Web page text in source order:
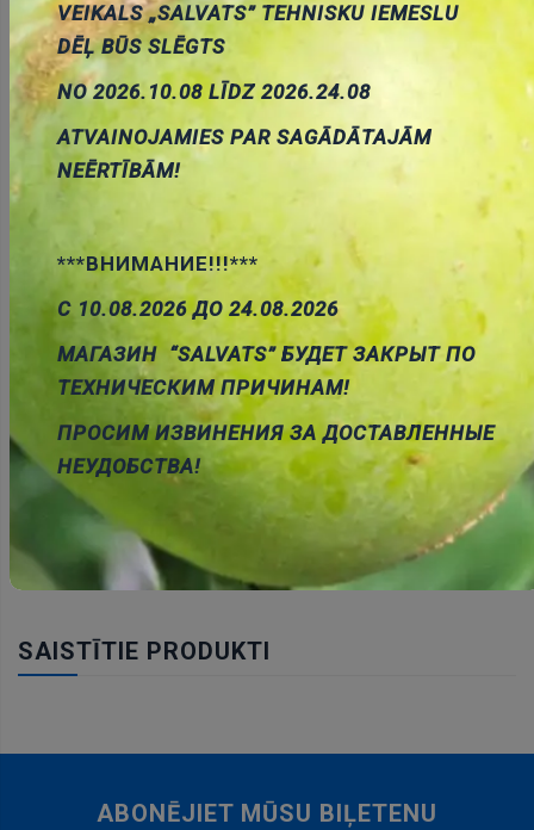
Apraksts
APRAKSTS
Playstation controller extension cable, 1.80m
PARAMETRI
SONY playstation
Spraudnis - Spraudnis
PAPILDU DOKUMENTĀCIJA
SAISTĪTIE PRODUKTI
ABONĒJIET MŪSU BIĻETENU
VEIKALS „SALVATS” TEHNISKU IEMESLU
DĒĻ BŪS SLĒGTS
NO 2026.10.08 LĪDZ 2026.24.08
ATVAINOJAMIES PAR SAGĀDĀTAJĀM
NEĒRTĪBĀM!
***ВНИМАНИЕ!!!***
С 10.08.2026 ДО 24.08.2026
МАГАЗИН “SALVATS” БУДЕТ ЗАКРЫТ ПО
ТЕХНИЧЕСКИМ ПРИЧИНАМ!
ПРОСИМ ИЗВИНЕНИЯ ЗА ДОСТАВЛЕННЫЕ
НЕУДОБСТВА!